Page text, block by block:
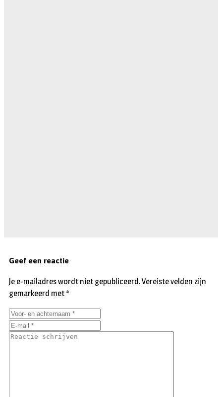
Geef een reactie
Je e-mailadres wordt niet gepubliceerd.Vereiste velden zijn
gemarkeerd met *